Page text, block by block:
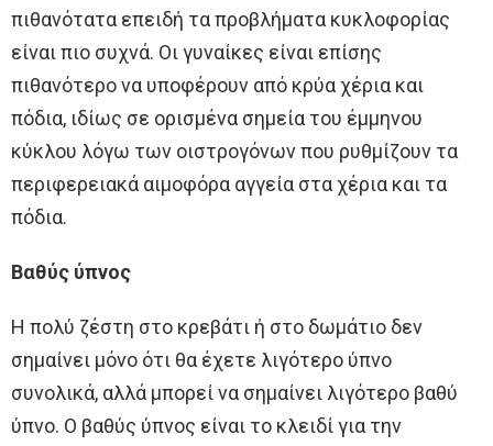
πιθανότατα επειδή τα προβλήματα κυκλοφορίας
είναι πιο συχνά. Οι γυναίκες είναι επίσης
πιθανότερο να υποφέρουν από κρύα χέρια και
πόδια, ιδίως σε ορισμένα σημεία του έμμηνου
κύκλου λόγω των οιστρογόνων που ρυθμίζουν τα
περιφερειακά αιμοφόρα αγγεία στα χέρια και τα
πόδια.
Βαθύς ύπνος
Η πολύ ζέστη στο κρεβάτι ή στο δωμάτιο δεν
σημαίνει μόνο ότι θα έχετε λιγότερο ύπνο
συνολικά, αλλά μπορεί να σημαίνει λιγότερο βαθύ
ύπνο. Ο βαθύς ύπνος είναι το κλειδί για την